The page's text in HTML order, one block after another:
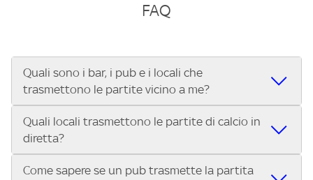
FAQ
Quali sono i bar, i pub e i locali che
trasmettono le partite vicino a me?
Se cerchi un bar, pub, ristorante o locale vicino a te per
vedere le partite di Serie A ENILIVE, la Serie C Sky Wifi, la
UEFA Champions League, la UEFA Europa League, la UEFA
Conference League, il Tennis, la Formula 1®, la MotoGP™ e
Quali locali trasmettono le partite di calcio in
diretta?
Vuoi sapere quali bar, pub o ristoranti mostrano le partite
Come sapere se un pub trasmette la partita